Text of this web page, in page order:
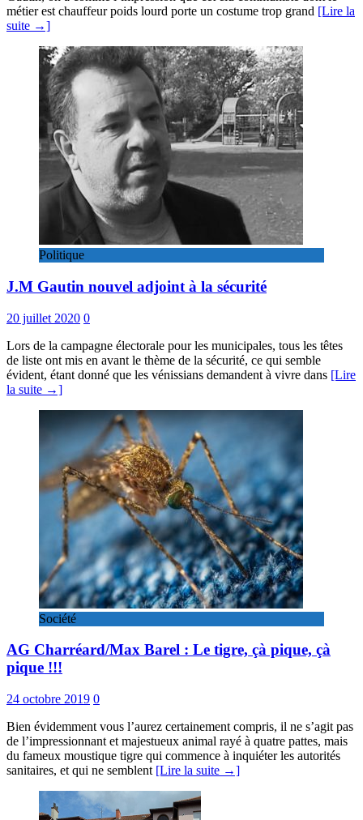
métier est chauffeur poids lourd porte un costume trop grand [Lire la
suite →]
Politique
J.M Gautin nouvel adjoint à la sécurité
20 juillet 2020 0
Lors de la campagne électorale pour les municipales, tous les têtes
de liste ont mis en avant le thème de la sécurité, ce qui semble
évident, étant donné que les vénissians demandent à vivre dans [Lire
la suite →]
Société
AG Charréard/Max Barel : Le tigre, çà pique, çà
pique !!!
24 octobre 2019 0
Bien évidemment vous l’aurez certainement compris, il ne s’agit pas
de l’impressionnant et majestueux animal rayé à quatre pattes, mais
du fameux moustique tigre qui commence à inquiéter les autorités
sanitaires, et qui ne semblent [Lire la suite →]